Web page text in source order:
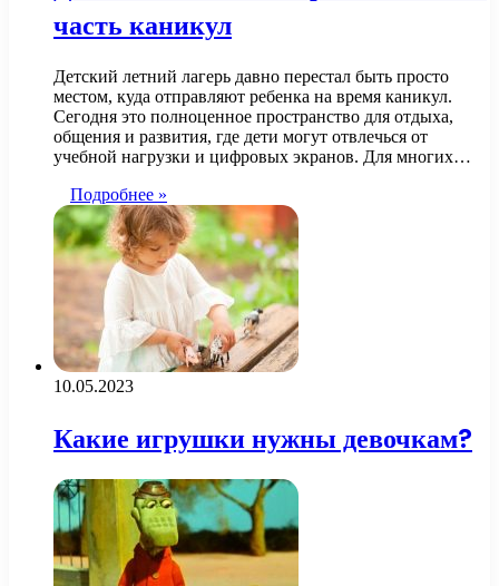
часть каникул
Детский летний лагерь давно перестал быть просто
местом, куда отправляют ребенка на время каникул.
Сегодня это полноценное пространство для отдыха,
общения и развития, где дети могут отвлечься от
учебной нагрузки и цифровых экранов. Для многих…
Подробнее »
10.05.2023
Какие игрушки нужны девочкам?